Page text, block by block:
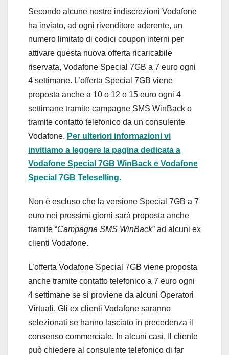
Secondo alcune nostre indiscrezioni Vodafone
ha inviato, ad ogni rivenditore aderente, un
numero limitato di codici coupon interni per
attivare questa nuova offerta ricaricabile
riservata, Vodafone Special 7GB a 7 euro ogni
4 settimane. L’offerta Special 7GB viene
proposta anche a 10 o 12 o 15 euro ogni 4
settimane tramite campagne SMS WinBack o
tramite contatto telefonico da un consulente
Vodafone. Per ulteriori informazioni vi
invitiamo a leggere la pagina dedicata a
Vodafone Special 7GB WinBack e Vodafone
Special 7GB Teleselling.
Non è escluso che la versione Special 7GB a 7
euro nei prossimi giorni sarà proposta anche
tramite “Campagna SMS WinBack” ad alcuni ex
clienti Vodafone.
L’offerta Vodafone Special 7GB viene proposta
anche tramite contatto telefonico a 7 euro ogni
4 settimane se si proviene da alcuni Operatori
Virtuali. Gli ex clienti Vodafone saranno
selezionati se hanno lasciato in precedenza il
consenso commerciale. In alcuni casi, Il cliente
può chiedere al consulente telefonico di far